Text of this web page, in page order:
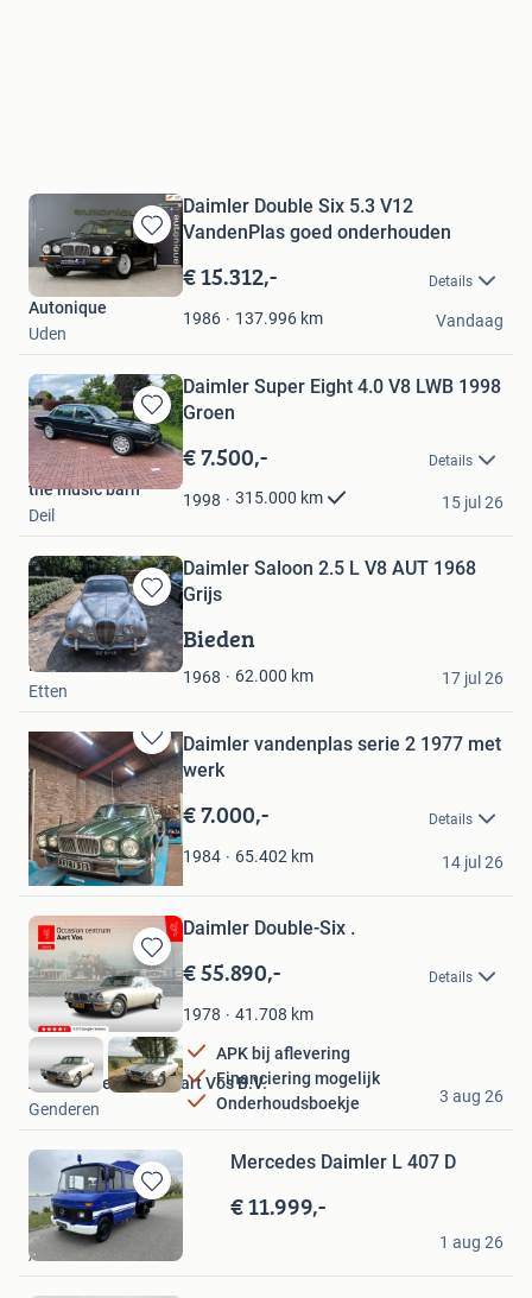
Bewaren
in
Mijn
Favorieten
Daimler Double Six 5.3 V12
VandenPlas goed onderhouden
€ 15.312,- Details
1986 137.996 km
Autonique
Uden
Vandaag
Bewaren
in
Mijn
Favorieten
Daimler Super Eight 4.0 V8 LWB 1998
Groen
€ 7.500,- Details
1998 315.000 km
the music barn
Deil
15 jul 26
Bewaren
in
Mijn
Favorieten
Daimler Saloon 2.5 L V8 AUT 1968
Grijs
Bieden
1968 62.000 km
Hein Visscher
Etten
17 jul 26
Bewaren
in
Mijn
Favorieten
Daimler vandenplas serie 2 1977 met
werk
€ 7.000,- Details
1984 65.402 km
ton
Rijen
14 jul 26
Bewaren
in
Mijn
Favorieten
Daimler Double-Six .
€ 55.890,- Details
1978 41.708 km
APK bij aflevering
Financiering mogelijk
Onderhoudsboekje
Automobielbedrijf Aart Vos B.V.
Genderen
3 aug 26
Bewaren
in
Favorieten
Mercedes Daimler L 407 D
€ 11.999,-
Yvonne
Akkrum
1 aug 26